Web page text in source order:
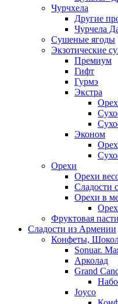
Чурчхела
Другие
Чурчела
Сушеные ягоды
Экзотические
Премиум
Гифт
Гурмэ
Экстра
Эконом
Орехи
Орехи
Сладости
Орехи в
Фруктовая
Сладости из Армении
Конфеты,
Sonuar.
Арколад
Grand
Joyco